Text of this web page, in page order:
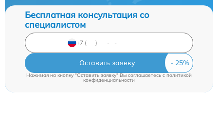
Бесплатная консультация со
специалистом
Оставить заявку
Нажимая на кнопку "Оставить заявку" Вы соглашаетесь cполитикой
конфиденциальности